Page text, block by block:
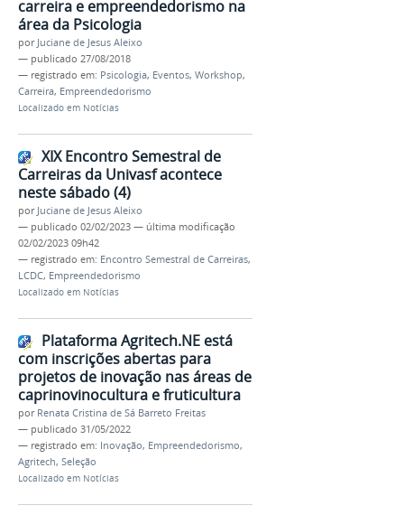
carreira e empreendedorismo na
área da Psicologia
por Juciane de Jesus Aleixo
— publicado 27/08/2018
— registrado em: Psicologia, Eventos, Workshop,
Carreira, Empreendedorismo
Localizado em Notícias
XIX Encontro Semestral de
Carreiras da Univasf acontece
neste sábado (4)
por Juciane de Jesus Aleixo
— publicado 02/02/2023 — última modificação
02/02/2023 09h42
— registrado em: Encontro Semestral de Carreiras,
LCDC, Empreendedorismo
Localizado em Notícias
Plataforma Agritech.NE está
com inscrições abertas para
projetos de inovação nas áreas de
caprinovinocultura e fruticultura
por Renata Cristina de Sá Barreto Freitas
— publicado 31/05/2022
— registrado em: Inovação, Empreendedorismo,
Agritech, Seleção
Localizado em Notícias